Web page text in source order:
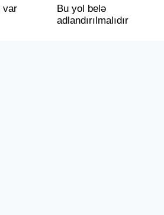
var
Bu yol belə
adlandırılmalıdır